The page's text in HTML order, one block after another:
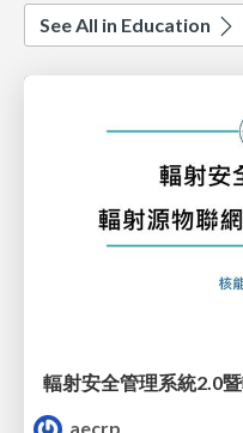
See All in Education
輻射安全管理系統2.0
aecrp